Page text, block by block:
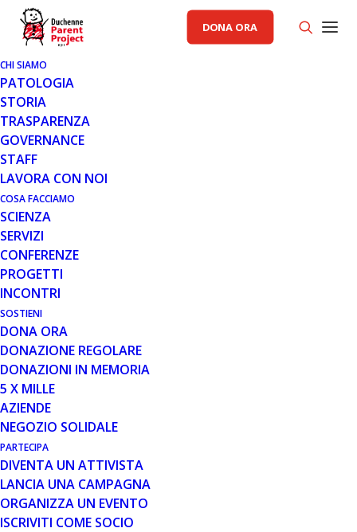
DONA ORA
CHI SIAMO
PATOLOGIA
STORIA
TRASPARENZA
GOVERNANCE
STAFF
LAVORA CON NOI
COSA FACCIAMO
SCIENZA
SERVIZI
CONFERENZE
PROGETTI
INCONTRI
SOSTIENI
DONA ORA
DONAZIONE REGOLARE
DONAZIONI IN MEMORIA
5 X MILLE
AZIENDE
NEGOZIO SOLIDALE
PARTECIPA
DIVENTA UN ATTIVISTA
LANCIA UNA CAMPAGNA
ORGANIZZA UN EVENTO
ISCRIVITI COME SOCIO
GENERALE
1 DIC 2020
SCRITTORI DA UNA REALTÀ
PARALLELA. RASSEGNA
CULTURALE DI ROMANZI E
RACCONTI DAL MONDO DELLA
DISABILITÀ